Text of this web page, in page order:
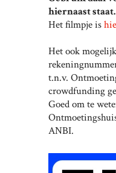
hiernaast staat.
Het filmpje is
Het ook
t.n.v.
crowdfunding
Goed om te
ANBI.